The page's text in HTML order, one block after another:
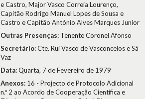
e Castro, Major Vasco Correia Lourenço,
Capitão Rodrigo Manuel Lopes de Sousa e
Castro e Capitão António Alves Marques Junior
Outras Presenças: Tenente Coronel Afonso
Secretário:Cte. Rui Vasco de Vasconcelos e Sá
Vaz
Data:Quarta, 7 de Fevereiro de 1979
Anexos: 16 - Projecto de Protocolo Adicional
n.º 2 ao Acordo de Cooperação Científica e
Técnica entre Portugal e a Guiné-Bissau